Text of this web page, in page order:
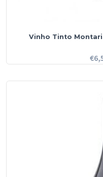
Vinho Tinto
€